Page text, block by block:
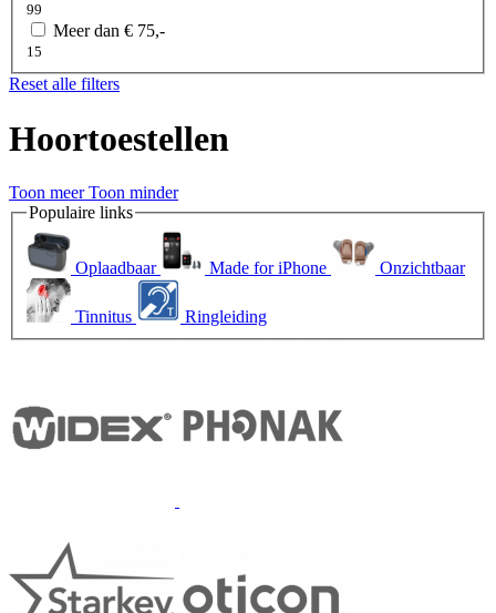
99
Meer dan € 75,-
15
Reset alle filters
Hoortoestellen
Toon meerToon minder
Populaire links
Oplaadbaar Made for iPhone Onzichtbaar
Tinnitus Ringleiding